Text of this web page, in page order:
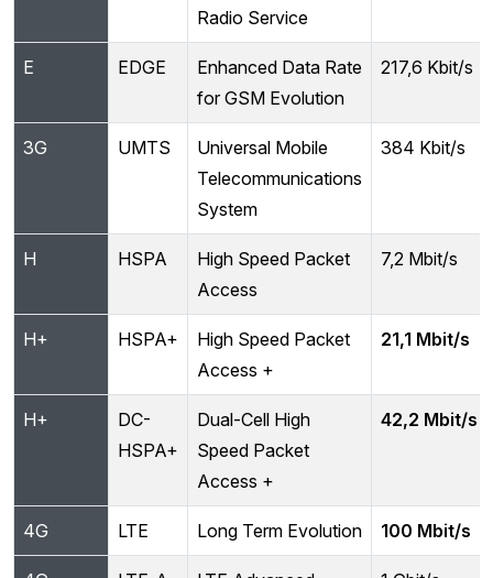
Radio Service
E EDGE
Enhanced Data Rate
for GSM Evolution
217,6 Kbit/s
3G UMTS
Universal Mobile
Telecommunications
System
384 Kbit/s
H HSPA
High Speed Packet
Access
7,2 Mbit/s
H+ HSPA+
High Speed Packet
Access +
21,1 Mbit/s
H+
DC-
HSPA+
Dual-Cell High
Speed Packet
Access +
42,2 Mbit/s
4G LTE Long Term Evolution 100 Mbit/s